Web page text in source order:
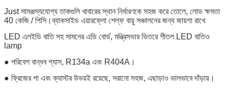
Just সামঞ্জস্যযোগ্য তাকগুলি খাবারের স্থান নির্ধারণকে সহজ করে তোলে, লোড ক্ষমতা
40 কেজি / পিসি।ব্যাকসাইড এয়ারফ্লো শেল্ফ বায়ু সঞ্চালনের জন্য জায়গা রাখে
LED এলইডি বাতি সহ সামনের এডি বোর্ড, মন্ত্রিসভার ভিতরে শীতল LED বাতিও
lamp
● পরিবেশ বান্ধব গ্যাস, R134a এবং R404A।
● ফ্রিজের পা এবং ক্যাস্টর উভয়ই রয়েছে, সরানো সহজ, এছাড়াও ভালভাবে দাঁড়ায়।